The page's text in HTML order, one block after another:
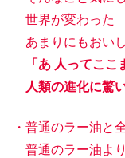
世界が変わった
あまりにもおい
「あ 人ってここ
人類の進化に驚
・普通のラー油と
普通のラー油よ